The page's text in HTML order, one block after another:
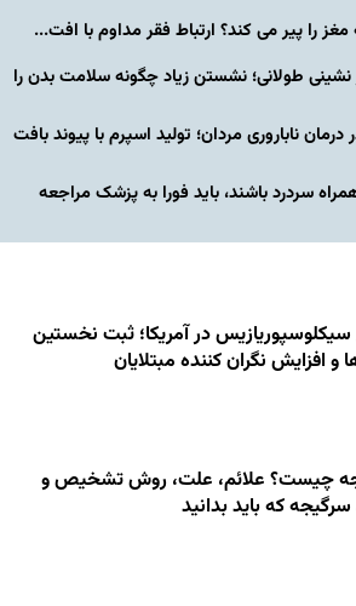
مغز را پیر می کند؟ ارتباط فقر مداوم با افت...
طولانی؛ نشستن زیاد چگونه سلامت بدن را
ناباروری مردان؛ تولید اسپرم با پیوند بافت
سردرد باشند، باید فورا به پزشک مراجعه
در آمریکا؛ ثبت نخستین
و افزایش نگران کننده مبتلایان
چیست؟ علائم، علت، روش تشخیص و
که باید بدانید